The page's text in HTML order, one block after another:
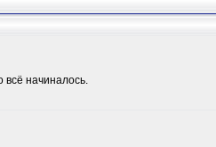
начиналось.